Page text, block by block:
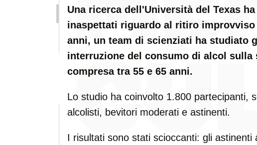
Una ricerca dell'Università del Texas
inaspettati riguardo al ritiro
anni, un team di scienziati ha studiato
interruzione del consumo di alcol
compresa tra 55 e 65 anni.
Lo studio ha coinvolto 1.800 partecipanti,
alcolisti, bevitori moderati e astinenti.
I risultati sono stati scioccanti: gli astinenti